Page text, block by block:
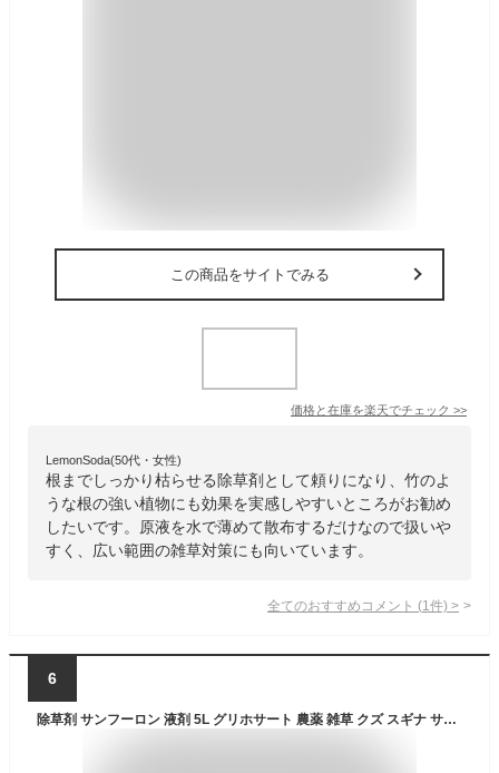
この商品をサイトでみる
価格と在庫を楽天でチェック >>
LemonSoda(50代・女性)
根までしっかり枯らせる除草剤として頼りになり、竹のよ
うな根の強い植物にも効果を実感しやすいところがお勧め
したいです。原液を水で薄めて散布するだけなので扱いや
すく、広い範囲の雑草対策にも向いています。
全てのおすすめコメント (1 件) >
6
除草剤 サンフーロン 液剤 5L グリホサート 農薬 雑草 クズ スギナ ササ フジ 竹 駆除 枯らす 【送料無料】